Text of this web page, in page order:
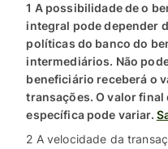
1 A possibilidade de o
integral pode depender
políticas do banco do
intermediários. Não
beneficiário receberá o
transações. O valor
específica pode variar.
2 A velocidade da